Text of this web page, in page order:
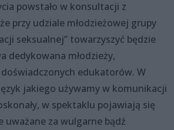
powstało w konsultacji z
przy udziale młodzieżowej grupy
seksualnej” towarzyszyć będzie
dedykowana młodzieży,
edukatorów. W
jakiego używamy w komunikacji
w spektaklu pojawiają się
uważane za wulgarne bądź